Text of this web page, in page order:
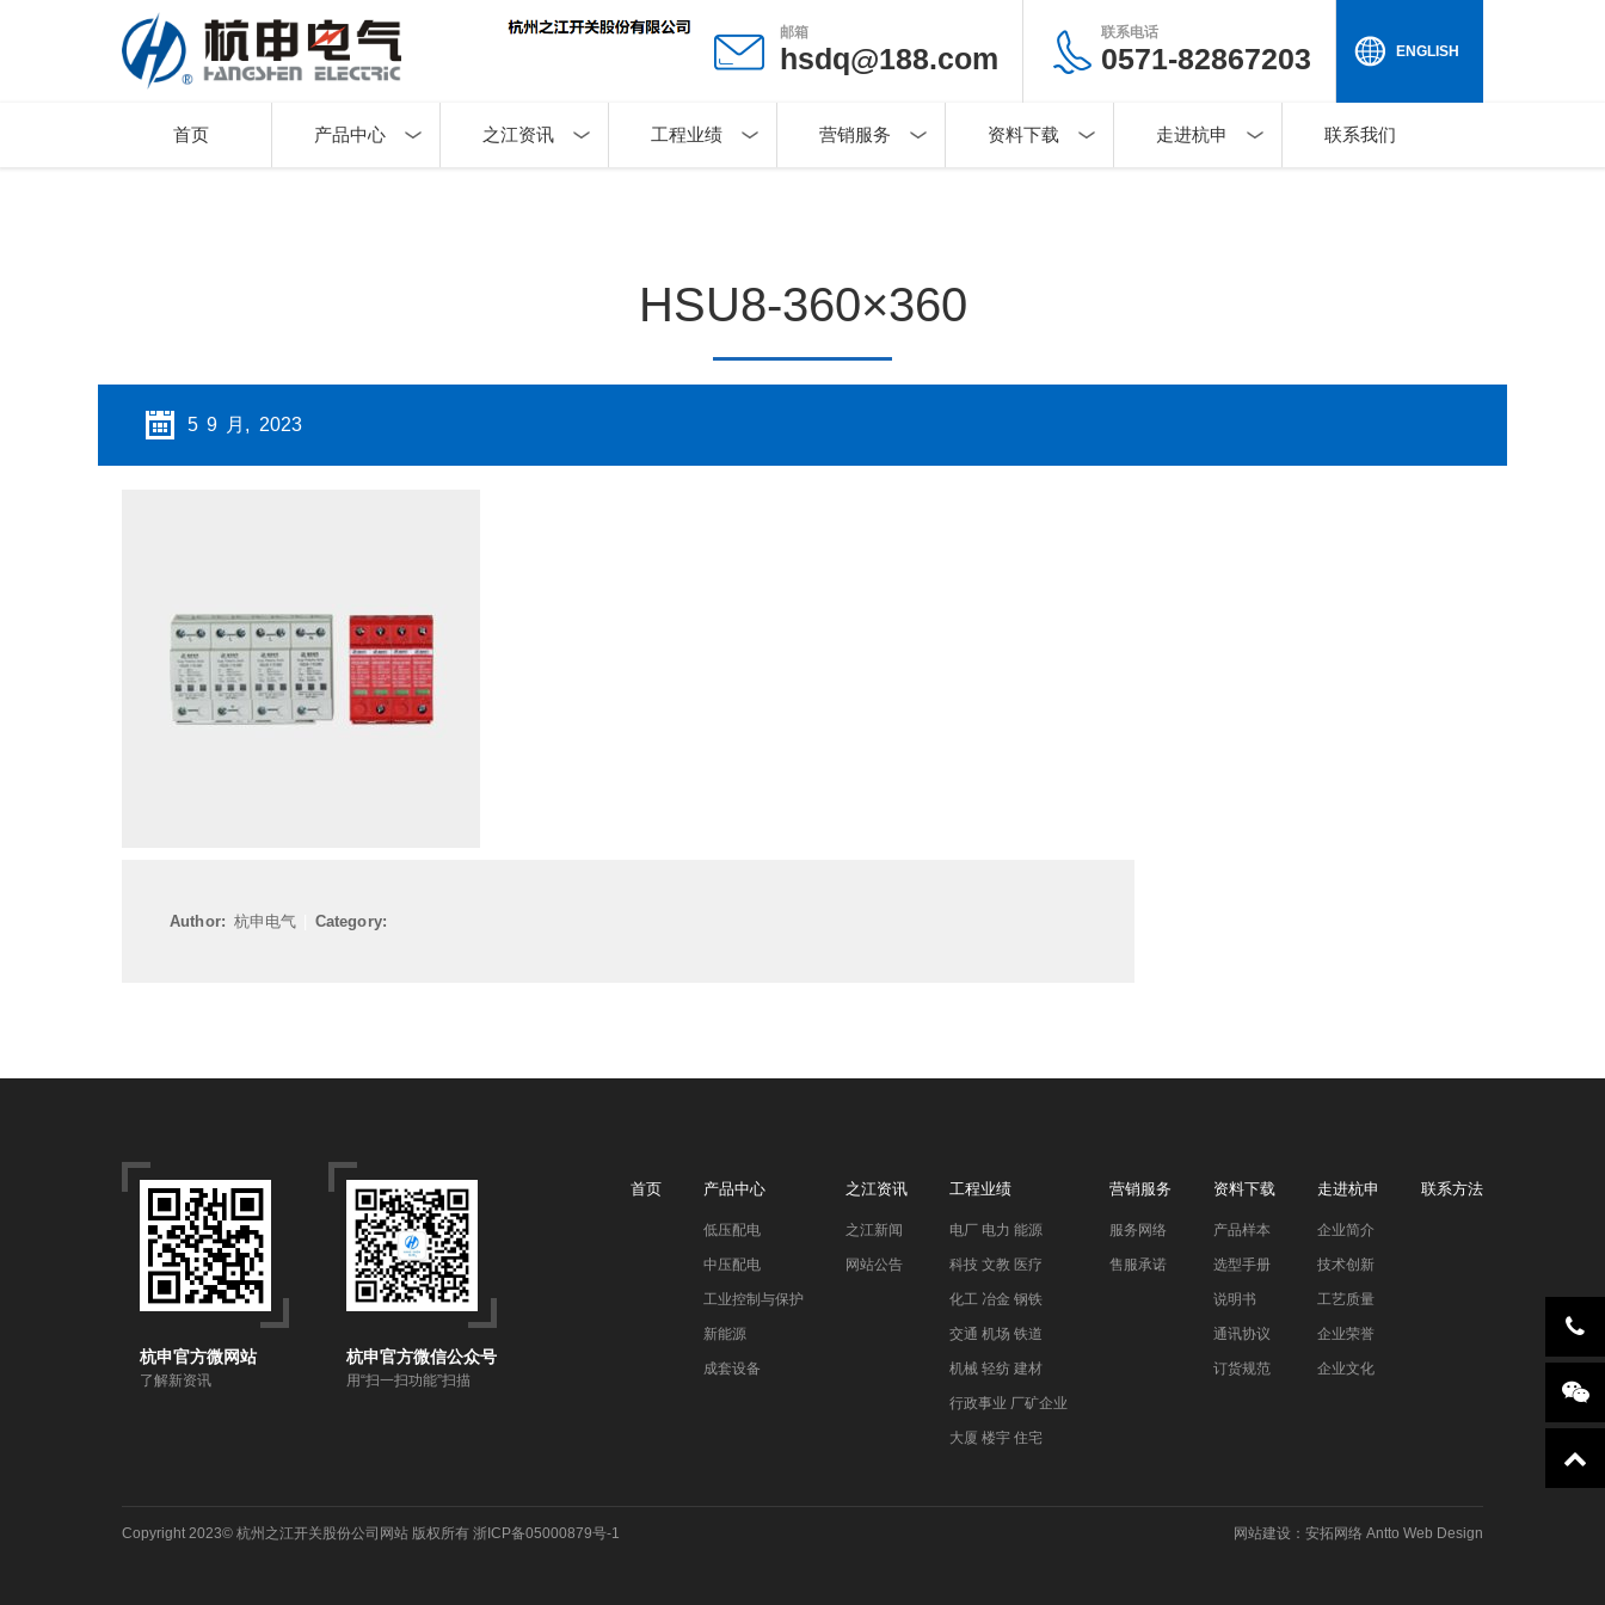
邮箱
hsdq@188.com
联系电话
0571-82867203 ENGLISH
首页 产品中心 之江资讯 工程业绩 营销服务 资料下载 走进杭申 联系我们
HSU8-360×360
5 9 月, 2023
Author: 杭申电气| Category:
杭申官方微网站
了解新资讯
杭申官方微信公众号
用“扫一扫功能”扫描
首页 产品中心
低压配电
中压配电
工业控制与保护
新能源
成套设备
之江资讯
之江新闻
网站公告
工程业绩
电厂 电力 能源
科技 文教 医疗
化工 冶金 钢铁
交通 机场 铁道
机械 轻纺 建材
行政事业 厂矿企业
大厦 楼宇 住宅
营销服务
服务网络
售服承诺
资料下载
产品样本
选型手册
说明书
通讯协议
订货规范
走进杭申
企业简介
技术创新
工艺质量
企业荣誉
企业文化
联系方法
Copyright 2023© 杭州之江开关股份公司网站 版权所有 浙ICP备05000879号-1 网站建设 ： 安拓网络 Antto Web Design